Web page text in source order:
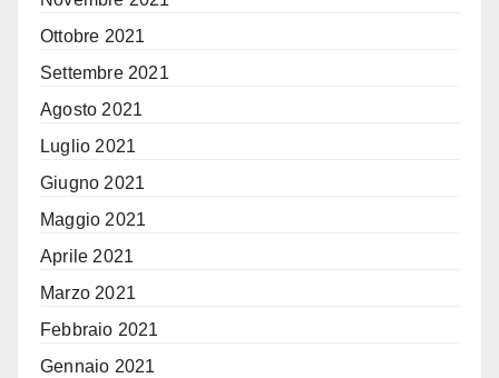
Ottobre 2021
Settembre 2021
Agosto 2021
Luglio 2021
Giugno 2021
Maggio 2021
Aprile 2021
Marzo 2021
Febbraio 2021
Gennaio 2021